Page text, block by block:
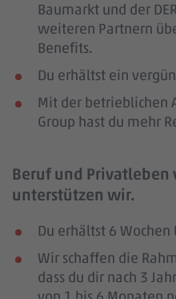
Baumarkt und der
weiteren Partnern
Benefits.
Du erhältst ein
Mit der betrieblichen
Group hast du mehr
Beruf und Privatleben
unterstützen wir.
Du erhältst 6 Wochen
Wir schaffen die
dass du dir nach 3